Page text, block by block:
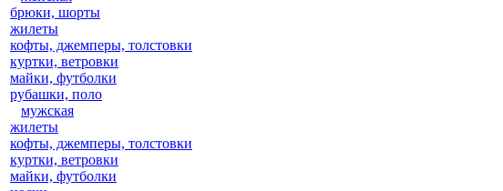
брюки, шорты
жилеты
кофты, джемперы, толстовки
куртки, ветровки
майки, футболки
рубашки, поло
мужская
жилеты
кофты, джемперы, толстовки
куртки, ветровки
майки, футболки